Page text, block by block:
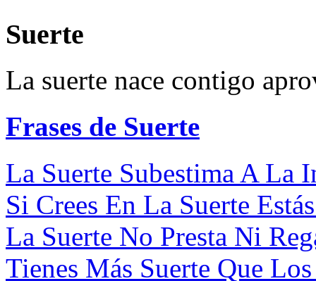
Suerte
La suerte nace contigo
Frases de Suerte
La Suerte Subestima A La
Si Crees En La Suerte
La Suerte No Presta Ni
Tienes Más Suerte Que